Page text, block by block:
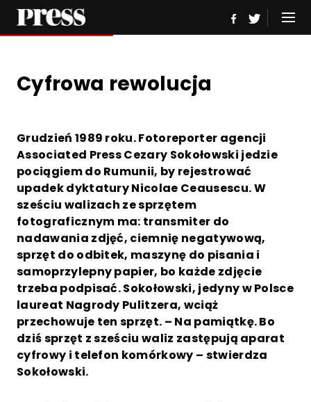
Cyfrowa rewolucja
Grudzień 1989 roku. Fotoreporter agencji
Associated Press Cezary Sokołowski jedzie
pociągiem do Rumunii, by rejestrować
upadek dyktatury Nicolae Ceausescu. W
sześciu walizach ze sprzętem
fotograficznym ma: transmiter do
nadawania zdjęć, ciemnię negatywową,
sprzęt do odbitek, maszynę do pisania i
samoprzylepny papier, bo każde zdjęcie
trzeba podpisać. Sokołowski, jedyny w Polsce
laureat Nagrody Pulitzera, wciąż
przechowuje ten sprzęt. – Na pamiątkę. Bo
dziś sprzęt z sześciu waliz zastępują aparat
cyfrowy i telefon komórkowy – stwierdza
Sokołowski.